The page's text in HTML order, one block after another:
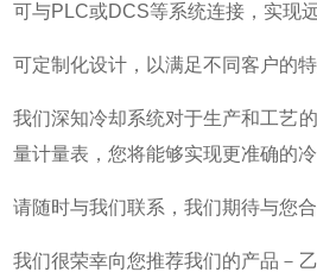
可与PLC或DCS等系统连接，实现
可定制化设计，以满足不同客户的特
我们深知冷却系统对于生产和工艺
量计量表，您将能够实现更准确的
请随时与我们联系，我们期待与您
我们很荣幸向您推荐我们的产品－